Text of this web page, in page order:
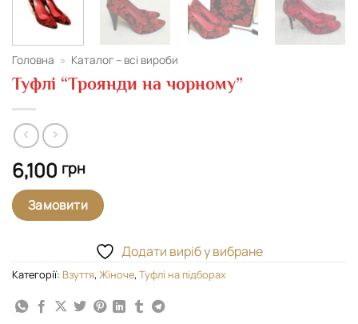
Головна » Каталог – всі вироби
Туфлі “Троянди на чорному”
6,100 грн
Замовити
Додати виріб у вибране
Категорії: Взуття, Жіноче, Туфлі на підборах